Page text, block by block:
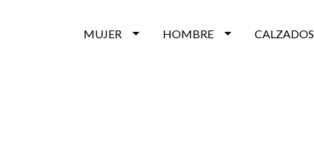
MUJER HOMBRE CALZADOS